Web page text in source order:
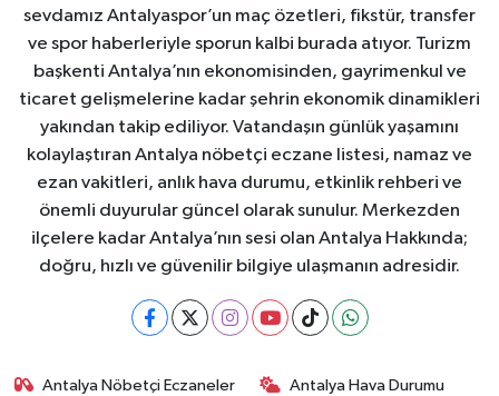
sevdamız Antalyaspor’un maç özetleri, fikstür, transfer
ve spor haberleriyle sporun kalbi burada atıyor. Turizm
başkenti Antalya’nın ekonomisinden, gayrimenkul ve
ticaret gelişmelerine kadar şehrin ekonomik dinamikleri
yakından takip ediliyor. Vatandaşın günlük yaşamını
kolaylaştıran Antalya nöbetçi eczane listesi, namaz ve
ezan vakitleri, anlık hava durumu, etkinlik rehberi ve
önemli duyurular güncel olarak sunulur. Merkezden
ilçelere kadar Antalya’nın sesi olan Antalya Hakkında;
doğru, hızlı ve güvenilir bilgiye ulaşmanın adresidir.
Antalya Nöbetçi Eczaneler Antalya Hava Durumu